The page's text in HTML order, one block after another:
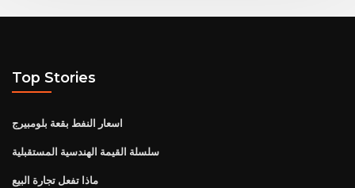
Top Stories
اسعار النفط بقعة بلومبيرج
سلسلة القيمة الهندسية المستقبلية
ماذا تفعل تجارة البيع